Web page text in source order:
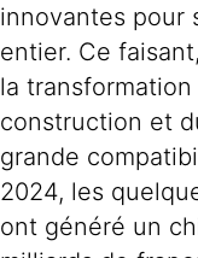
innovantes pour
entier. Ce
la
construction et
grande
2024, les
ont généré un